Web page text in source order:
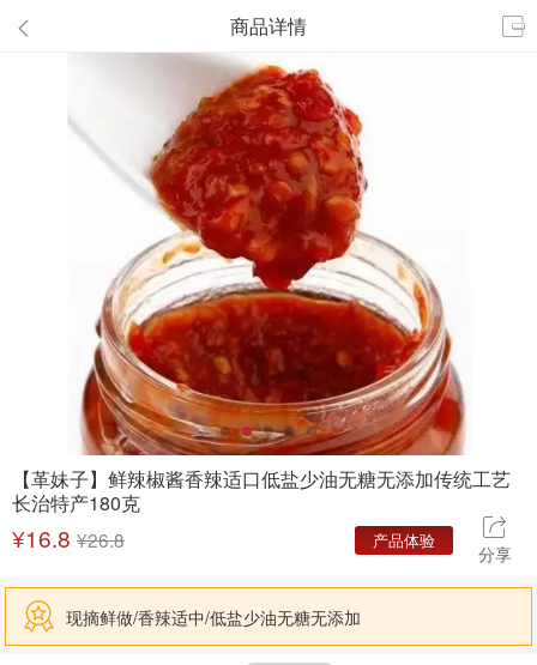
 商品详情 
【革妹子】鲜辣椒酱香辣适口低盐少油无糖无添加传统工艺
长治特产180克
¥16.8 ¥26.8 
分享
现摘鲜做/香辣适中/低盐少油无糖无添加
振兴先锋 1873***4508 购买了[同大助农］[限御东校区]【名沙】沙琪玛经济实惠松软香甜坚果营养430g
振兴先锋 1563***7878 购买了【限御东校区】【白先生】杏糕果糕鲜甜酸爽软糯适口随时享用80克
振兴先锋 1563***7878 购买了 【限御东校区】【白先生】杏糕果糕鲜甜酸爽软糯适口随时享用80克
振兴先锋 1853***6677 购买了【同大助农限御东校区】【西丛】阳高杏脯酸甜适口经济实惠无添加230克
振兴先锋 1983***2171 购买了【同大助农】【御东校区】云冈特产 熔岩杏脯 软糯香甜果脯 230g袋装
振兴先锋 1572***4838 购买了（同大助农）（限御东校区）西丛杏脯
振兴先锋 1572***4838 购买了 （同大助农）（限御东校区）西丛杏脯
振兴先锋 1572***4838 购买了（同大助农）（限御东校区）西丛杏脯
振兴先锋 1572***4838 购买了（同大助农）（限御东校区）西丛杏脯
振兴先锋 1375***5293 购买了
振兴先锋 1890***8010 购买了 【名沙】名沙沙琪玛 松软可口 坚果营养 经济实惠 430克
振兴先锋 1890***8010 购买了
振兴先锋 1552***6885 购买了【同大助农】名沙沙琪玛 经济实惠 430g16小